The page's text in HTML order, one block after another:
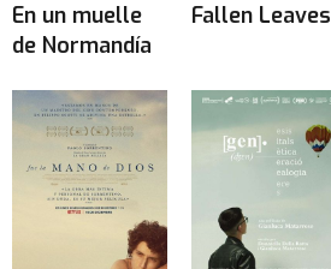
En un muelle
de Normandía
Fallen Leaves